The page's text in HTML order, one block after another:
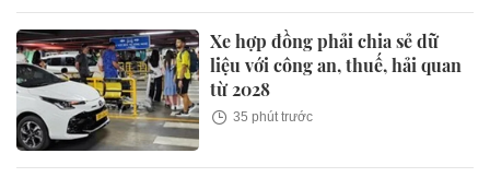
Xe hợp đồng phải chia sẻ dữ
liệu với công an, thuế, hải quan
từ 2028
35 phút trước